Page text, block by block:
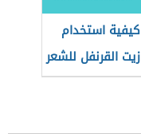
كيفية استخدام
زيت القرنفل للشعر